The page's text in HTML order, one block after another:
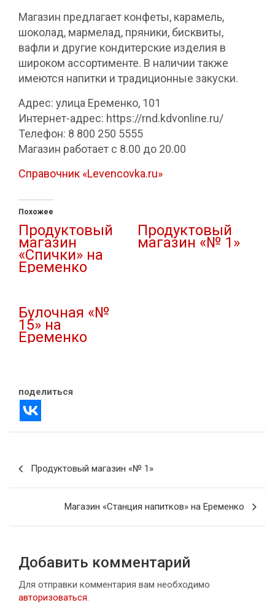
Магазин предлагает конфеты, карамель,
шоколад, мармелад, пряники, бисквиты,
вафли и другие кондитерские изделия в
широком ассортименте. В наличии также
имеются напитки и традиционные закуски.
Адрес: улица Еременко, 101
Интернет-адрес: https://rnd.kdvonline.ru/
Телефон: 8 800 250 5555
Магазин работает с 8.00 до 20.00
Справочник «Levencovka.ru»
Похожее
Продуктовый
магазин
«Спички» на
Еременко
Продуктовый
магазин «№ 1»
Булочная «№
15» на
Еременко
поделиться
записям
Продуктовый магазин «№ 1»
Магазин «Станция напитков» на Еременко
Добавить комментарий
Для отправки комментария вам необходимо
авторизоваться.